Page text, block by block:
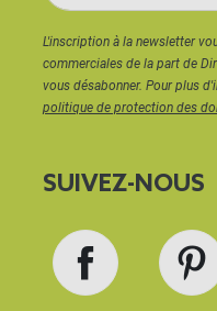
L'inscription à la newsletter
commerciales de la part de
vous désabonner. Pour plus
politique de protection des
SUIVEZ-NOUS